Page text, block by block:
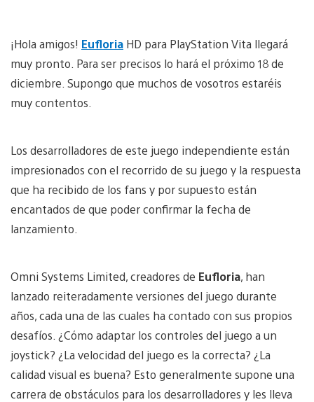
¡Hola amigos! Eufloria HD para PlayStation Vita llegará
muy pronto. Para ser precisos lo hará el próximo 18 de
diciembre. Supongo que muchos de vosotros estaréis
muy contentos.
Los desarrolladores de este juego independiente están
impresionados con el recorrido de su juego y la respuesta
que ha recibido de los fans y por supuesto están
encantados de que poder confirmar la fecha de
lanzamiento.
Omni Systems Limited, creadores de Eufloria, han
lanzado reiteradamente versiones del juego durante
años, cada una de las cuales ha contado con sus propios
desafíos. ¿Cómo adaptar los controles del juego a un
joystick? ¿La velocidad del juego es la correcta? ¿La
calidad visual es buena? Esto generalmente supone una
carrera de obstáculos para los desarrolladores y les lleva